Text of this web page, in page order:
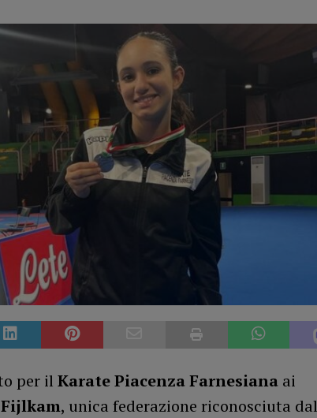
per il Karate Piacenza Farnesianaai
Fijlkam, unica federazione riconosciuta dal